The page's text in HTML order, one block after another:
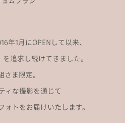
年1月にOPENして以来、
を追求し続けてきました。
さま限定。
ィな撮影を通じて
ォトをお届けいたします。